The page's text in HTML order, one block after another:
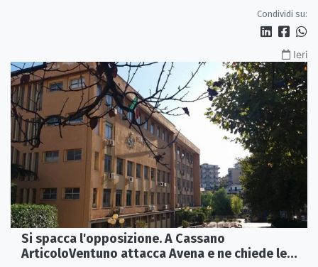
Condividi su:
Ieri
Si spacca l'opposizione. A Cassano
ArticoloVentuno attacca Avena e ne chiede le